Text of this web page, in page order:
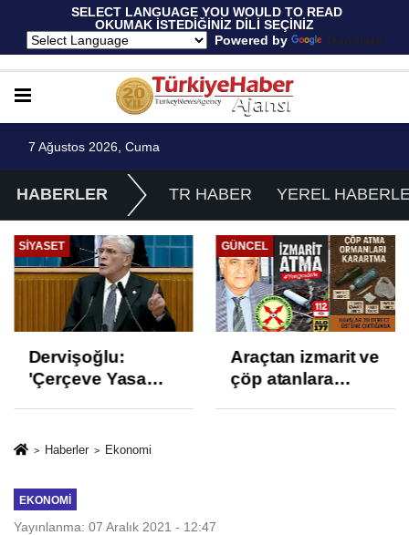
SELECT LANGUAGE YOU WOULD TO READ
OKUMAK İSTEDİĞİNİZ DİLİ SEÇİNİZ
Powered by
Translate
7 Ağustos 2026, Cuma
HABERLER TR HABER YEREL
SIYASET
Dervişoğlu:
'Çerçeve Yasa
ve İhanet
GÜNCEL
Araçtan izmarit ve
çöp atanlara
Haberler Ekonomi
EKONOMI
Yayınlanma: 07 Aralık 2021 - 12:47